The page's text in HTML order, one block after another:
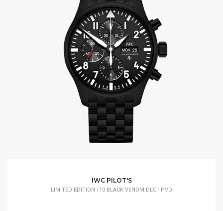
IWC PILOT'S
LIMITED EDITION /10 BLACK VENOM DLC - PVD